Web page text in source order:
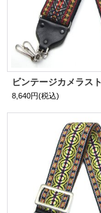
ビンテージカメラス
8,640円(税込)